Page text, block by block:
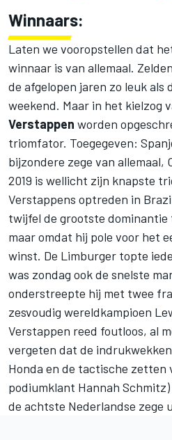
Winnaars:
Laten we vooropstellen dat
winnaar is van allemaal.
de afgelopen jaren zo leuk als
weekend. Maar in het kielzog
Verstappen worden
triomfator. Toegegeven:
bijzondere zege van allemaal,
2019 is wellicht zijn knapste
Verstappens optreden in
twijfel de grootste dominantie
maar omdat hij pole voor het
winst. De Limburger topte
was zondag ook de snelste
onderstreepte hij met twee
zesvoudig wereldkampioen
Verstappen reed foutloos, al
vergeten dat de
Honda en de tactische zetten
podiumklant Hannah
de achtste Nederlandse zege